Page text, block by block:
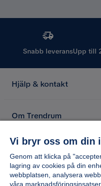
Snabb leveransUpp till
Hjälp & kontakt
Om Trendrum
Vi bryr oss om din
Genom att klicka på
lagring av cookies på din
webbplatsen, analysera
våra marknadsföringsinsatser.